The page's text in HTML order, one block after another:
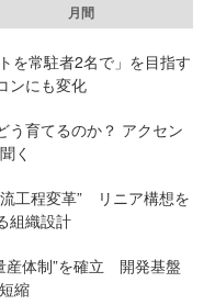
月間
を常駐者2名で」を目指す
ンにも変化
う育てるのか？ アクセン
く
工程変革” リニア構想を
組織設計
産体制”を確立 開発基盤
縮